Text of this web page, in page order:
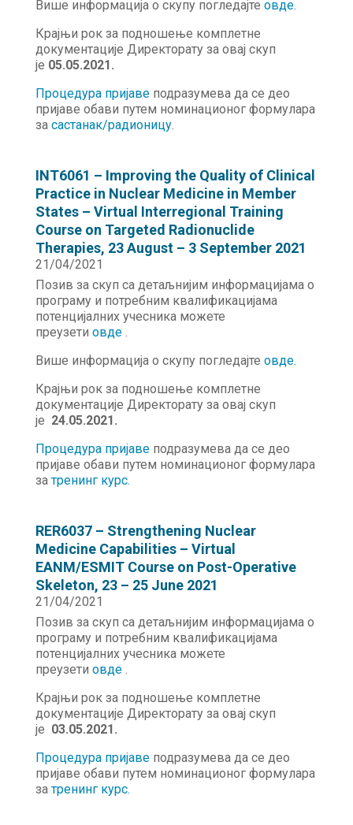
Више информација о скупу погледајте овде.
Крајњи рок за подношење комплетне
документације Директорату за овај скуп
је 05.05.2021.
Процедура пријавеподразумева да се део
пријаве обави путем номинационог формулара
за састанак/радионицу.
INT6061 – Improving the Quality of Clinical
Practice in Nuclear Medicine in Member
States – Virtual Interregional Training
Course on Targeted Radionuclide
Therapies, 23 August – 3 September 2021
21/04/2021
Позив за скуп са детаљнијим информацијама о
програму и потребним квалификацијама
потенцијалних учесника можете
преузети овде.
Више информација о скупу погледајте овде.
Крајњи рок за подношење комплетне
документације Директорату за овај скуп
је 24.05.2021.
Процедура пријавеподразумева да се део
пријаве обави путем номинационог формулара
затренинг курс.
RER6037 – Strengthening Nuclear
Medicine Capabilities – Virtual
EANM/ESMIT Course on Post-Operative
Skeleton, 23 – 25 June 2021
21/04/2021
Позив за скуп са детаљнијим информацијама о
програму и потребним квалификацијама
потенцијалних учесника можете
преузети овде.
Крајњи рок за подношење комплетне
документације Директорату за овај скуп
је 03.05.2021.
Процедура пријавеподразумева да се део
пријаве обави путем номинационог формулара
затренинг курс.